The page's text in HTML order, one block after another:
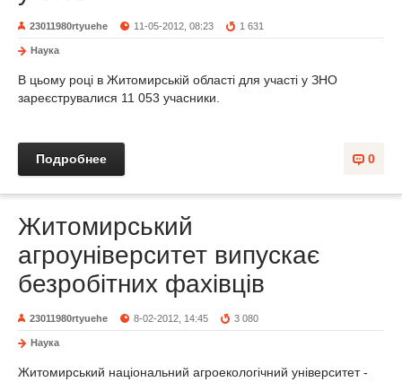
23011980rtyuehe 11-05-2012, 08:23 1 631
Наука
В цьому році в Житомирській області для участі у ЗНО
зареєструвалися 11 053 учасники.
0
Подробнее
Житомирський
агроуніверситет випускає
безробітних фахівців
23011980rtyuehe 8-02-2012, 14:45 3 080
Наука
Житомирський національний агроекологічний університет -